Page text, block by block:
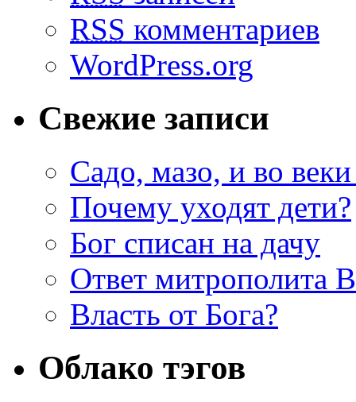
RSS комментариев
WordPress.org
Свежие записи
Садо, мазо, и во веки
Почему уходят дети?
Бог списан на дачу
Ответ митрополита
Власть от Бога?
Облако тэгов